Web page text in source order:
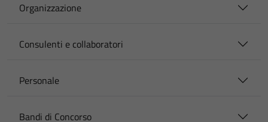
Organizzazione
Consulenti e collaboratori
Personale
Bandi di Concorso